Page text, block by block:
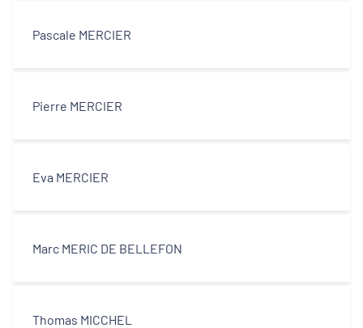
Equipe technique et ingénierie
Partenaires
Pascale MERCIER
Pierre MERCIER
Eva MERCIER
Marc MERIC DE BELLEFON
Thomas MICCHEL